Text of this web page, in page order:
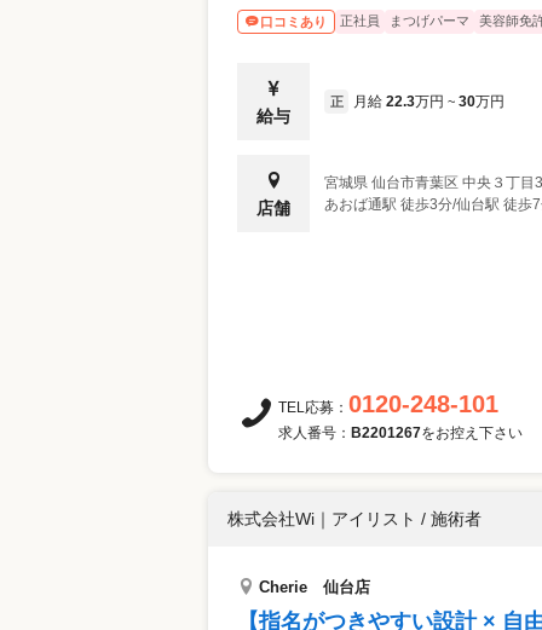
口コミあり 正社員 まつげパーマ 美容師免
給与
正 月給 22.3万円 ~ 30万円
店舗
宮城県 仙台市青葉区 中央３丁目
あおば通駅 徒歩3分/仙台駅 徒歩
TEL応募： 0120-248-101
求人番号： B2201267をお控え下さい
株式会社Wi ｜ アイリスト / 施術者
Cherie 仙台店
【指名がつきやすい設計 × 自